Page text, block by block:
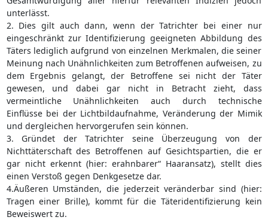
unterlässt.
2. Dies gilt auch dann, wenn der Tatrichter bei einer nur
eingeschränkt zur Identifizierung geeigneten Abbildung des
Täters lediglich aufgrund von einzelnen Merkmalen, die seiner
Meinung nach Unähnlichkeiten zum Betroffenen aufweisen, zu
dem Ergebnis gelangt, der Betroffene sei nicht der Täter
gewesen, und dabei gar nicht in Betracht zieht, dass
vermeintliche Unähnlichkeiten auch durch technische
Einflüsse bei der Lichtbildaufnahme, Veränderung der Mimik
und dergleichen hervorgerufen sein können.
3. Gründet der Tatrichter seine Überzeugung von der
Nichttäterschaft des Betroffenen auf Gesichtspartien, die er
gar nicht erkennt (hier: erahnbarer“ Haaransatz), stellt dies
einen Verstoß gegen Denkgesetze dar.
4.Äußeren Umständen, die jederzeit veränderbar sind (hier:
Tragen einer Brille), kommt für die Täteridentifizierung kein
Beweiswert zu.